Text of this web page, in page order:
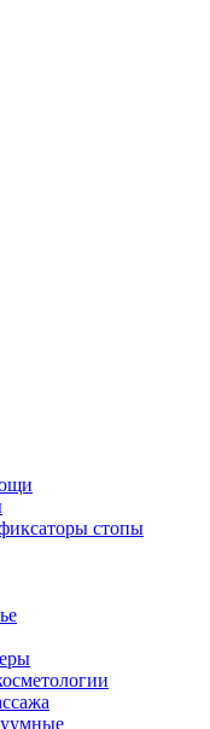
стопы